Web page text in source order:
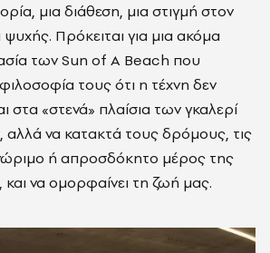
μια διάθεση, μια στιγμή στον
ψυχής. Πρόκειται για μια ακόμα
των Sun of A Beach που
τους ότι η τέχνη δεν
στα «στενά» πλαίσια των γκαλερί
αλλά να κατακτά τους δρόμους, τις
ή απροσδόκητο μέρος της
να ομορφαίνει τη ζωή μας.